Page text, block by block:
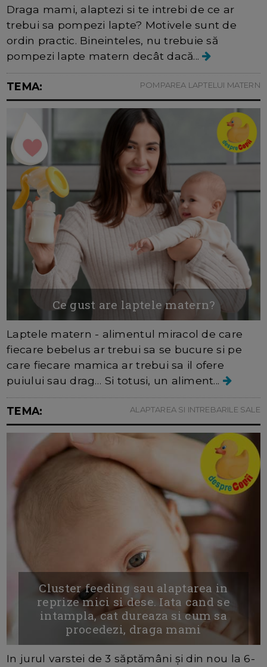
Draga mami, alaptezi si te intrebi de ce ar
trebui sa pompezi lapte? Motivele sunt de
ordin practic. Bineinteles, nu trebuie să
pompezi lapte matern decât dacă...
TEMA: POMPAREA LAPTELUI MATERN
Ce gust are laptele matern?
Laptele matern - alimentul miracol de care
fiecare bebelus ar trebui sa se bucure si pe
care fiecare mamica ar trebui sa il ofere
puiului sau drag… Si totusi, un aliment...
TEMA: ALAPTAREA SI INTREBARILE SALE
Cluster feeding sau alaptarea in
reprize mici si dese. Iata cand se
intampla, cat dureaza si cum sa
procedezi, draga mami
In jurul varstei de 3 săptămâni și din nou la 6-